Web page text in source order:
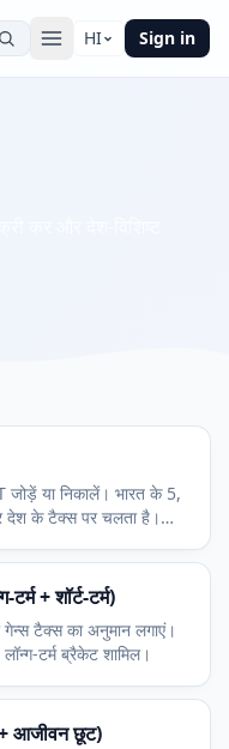
HI Sign in
जोड़ें या निकालें। भारत के 5,
देश के टैक्स पर चलता है।
+ शॉर्ट-टर्म)
टैक्स का अनुमान लगाएं।
टर्म ब्रैकेट शामिल।
आजीवन छूट)